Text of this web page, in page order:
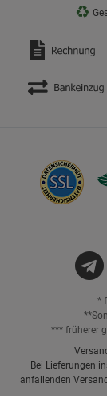
♻
*
*** früherer
Bei Lieferungen
anfallenden